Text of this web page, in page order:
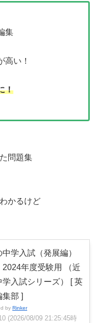
集
高い！
！
問題集
かるけど
学入試（発展編）
年度受験用 （近
学入試シリーズ） [ 英
集部 ]
by Rinker
(2026/08/09 21:25:45時